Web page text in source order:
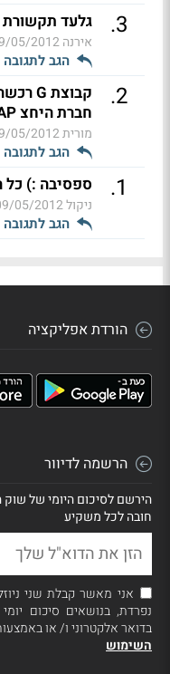
3
. גלעד תקשורת
אירנה05/2012 16:18
הגב לתגובה
2
.
חברת היחצ MAP
מורית05/2012 16:18
הגב לתגובה
1
. ספסיבה :) כל
ניקול05/2012 15:30
הגב לתגובה
הורדת אפליקציה
הרשמה לדיוור
הירשם לסיכום היומי של שוק
חובה לכל משקיע
אני מאשר קבלת שני
נפרדת, בנושאים סיכום
בדואר אלקטרוני ו/ או
השימוש